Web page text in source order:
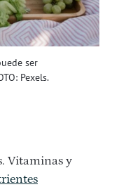
ser
Pexels.
Vitaminas y